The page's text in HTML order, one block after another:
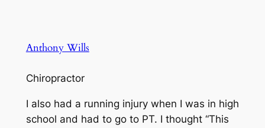
Anthony Wills
Chiropractor
I also had a running injury when I was in high
school and had to go to PT. I thought “This